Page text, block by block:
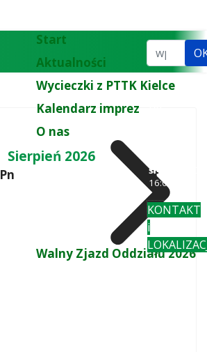
Start
Aktualności
Wycieczki z PTTK Kielce
Kalendarz imprez
O nas
Walny Zjazd Oddziału 2026
Szukaj...
śr-pi
16:00
KONTAKT
i
Sierpień 2026
Pn Wt